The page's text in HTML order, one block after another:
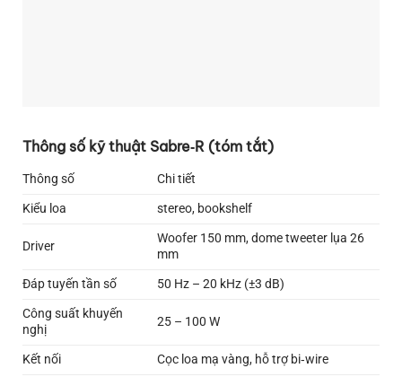
Thông số kỹ thuật Sabre‑R (tóm tắt)
Thông số
Chi tiết
Kiểu loa
stereo, bookshelf
Driver
Woofer 150 mm, dome tweeter lụa 26
mm
Đáp tuyến tần số
50 Hz – 20 kHz (±3 dB)
Công suất khuyến
nghị
25 – 100 W
Kết nối
Cọc loa mạ vàng, hỗ trợ bi‑wire